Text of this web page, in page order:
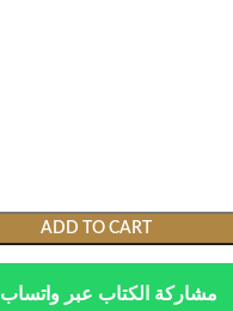
ADD TO CART
📤 مشاركة الكتاب عبر واتساب